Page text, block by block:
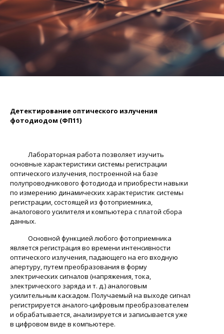
Детектирование оптического излучения
фотодиодом (ФП11)
Лабораторная работа позволяет изучить
основные характеристики системы регистрации
оптического излучения, построенной на базе
полупроводникового фотодиода и приобрести навыки
по измерению динамических характеристик системы
регистрации, состоящей из фотоприемника,
аналогового усилителя и компьютера с платой сбора
данных.
Основной функцией любого фотоприемника
является регистрация во времени интенсивности
оптического излучения, падающего на его входную
апертуру, путем преобразования в форму
электрических сигналов (напряжения, тока,
электрического заряда и т. д.) аналоговым
усилительным каскадом. Получаемый на выходе сигнал
регистрируется аналого-цифровым преобразователем
и обрабатывается, анализируется и записывается уже
в цифровом виде в компьютере.